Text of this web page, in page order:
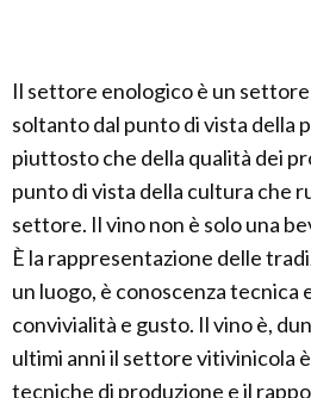
Il settore enologico è un
soltanto dal punto di vista della
piuttosto che della qualità dei
punto di vista della cultura che
settore. Il vino non è solo una
È la rappresentazione delle
un luogo, è conoscenza tecnica
convivialità e gusto. Il vino è,
ultimi anni il settore vitivinicola
tecniche di produzione e il